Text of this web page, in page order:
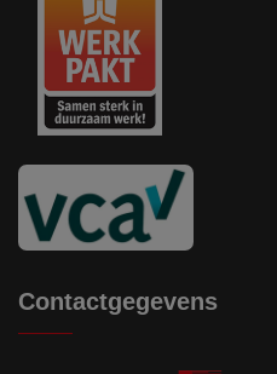
Contactgegevens